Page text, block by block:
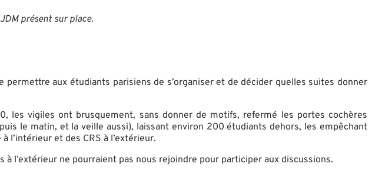
présent sur place.
aux étudiants parisiens de s’organiser et de décider quelles suites donner
les vigiles ont brusquement, sans donner de motifs, refermé les portes cochères
le matin, et la veille aussi), laissant environ 200 étudiants dehors, les empêchant
l’intérieur et des CRS à l’extérieur.
à l’extérieur ne pourraient pas nous rejoindre pour participer aux discussions.